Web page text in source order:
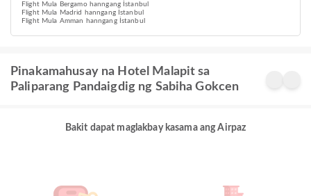
Flight Mula Bergamo hanngang İstanbul
Flight Mula Madrid hanngang İstanbul
Flight Mula Amman hanngang İstanbul
Pinakamahusay na Hotel Malapit sa
Paliparang Pandaigdig ng Sabiha Gokcen
Bakit dapat maglakbay kasama ang Airpaz